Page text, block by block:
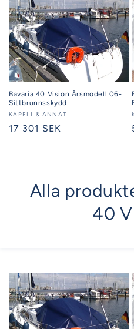
Bavaria 40 Vision Årsmodell 06-
Sittbrunnsskydd
Säljare:
KAPELL & ANNAT
Ordinarie
17 301 SEK
Alla
40